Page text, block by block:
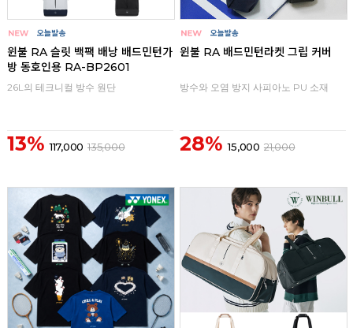
윈불 RA 슬릿 백팩 배낭 배드민턴가
방 동호인용 RA-BP2601
26L의 테크니컬 방수 원단
13% 117,000 135,000
윈불 RA 배드민턴라켓 그립 커버
방수와 오염 방지 사피아노 PU 소재
28% 15,000 21,000